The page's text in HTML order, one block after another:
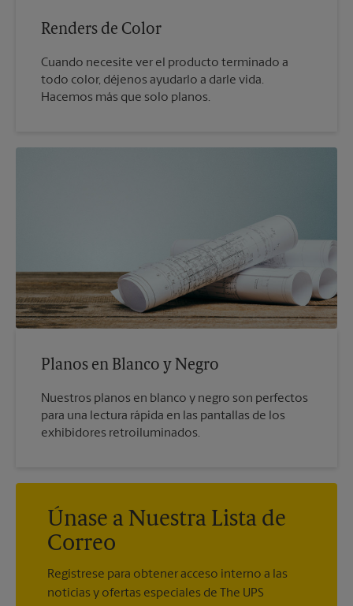
Renders de Color
Cuando necesite ver el producto terminado a
todo color, déjenos ayudarlo a darle vida.
Hacemos más que solo planos.
Planos en Blanco y Negro
Nuestros planos en blanco y negro son perfectos
para una lectura rápida en las pantallas de los
exhibidores retroiluminados.
Únase a Nuestra Lista de
Correo
Regístrese para obtener acceso interno a las
noticias y ofertas especiales de The UPS